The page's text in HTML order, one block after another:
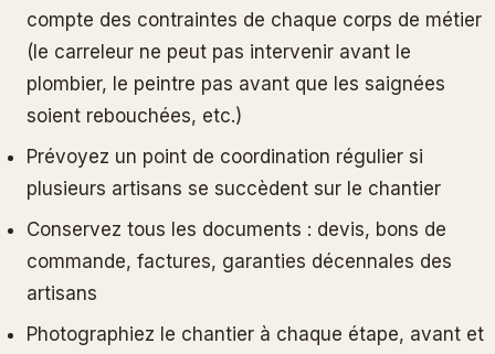
compte des contraintes de chaque corps de métier
(le carreleur ne peut pas intervenir avant le
plombier, le peintre pas avant que les saignées
soient rebouchées, etc.)
Prévoyez un point de coordination régulier si
plusieurs artisans se succèdent sur le chantier
Conservez tous les documents : devis, bons de
commande, factures, garanties décennales des
artisans
Photographiez le chantier à chaque étape, avant et